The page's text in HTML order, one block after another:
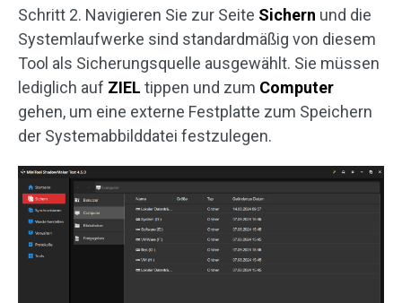
Schritt 2. Navigieren Sie zur Seite Sichern und die
Systemlaufwerke sind standardmäßig von diesem
Tool als Sicherungsquelle ausgewählt. Sie müssen
lediglich auf ZIEL tippen und zum Computer
gehen, um eine externe Festplatte zum Speichern
der Systemabbilddatei festzulegen.